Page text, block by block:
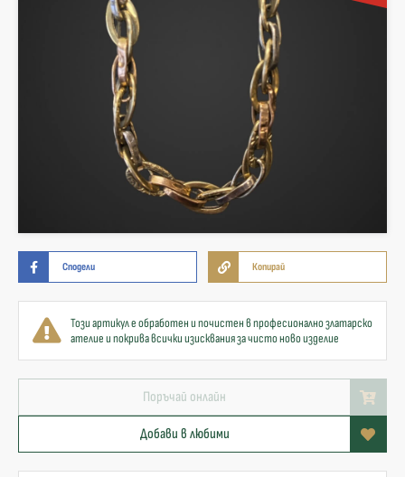
Сподели Копирай
Този артикул е обработен и почистен в професионално златарско
ателие и покрива всички изисквания за чисто ново изделие
Поръчай онлайн
Добави в любими